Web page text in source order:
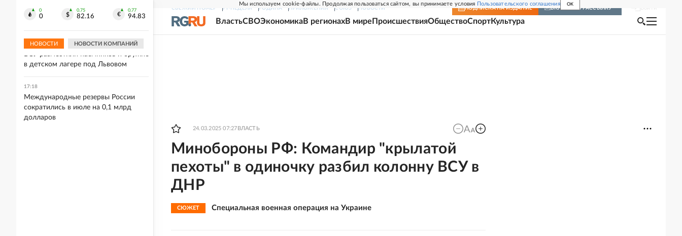
Мы используем cookie-файлы. Продолжая пользоваться сайтом, вы принимаете условия Пользовательского соглашения OK
СВЕЖИЙ НОМЕР РГ-НЕДЕЛЯ РОДИНА ПРИЛОЖЕНИЯ СОЮЗ НОВОСТИ ПОДПИСКА НА ИЗДАНИЕ ВКЛЮЧИТЬ РАССЫЛКУ
ВластьСВОЭкономикаВ регионахВ мире ПроисшествияОбществоСпортКультура
24.03.2025 07:27 ВЛАСТЬ
Минобороны РФ: Командир "крылатой
пехоты" в одиночку разбил колонну ВСУ в
ДНР
СЮЖЕТ Специальная военная операция на Украине
0
0
0.75
82.16
0.77
94.83
НОВОСТИ НОВОСТИ КОМПАНИЙ
столкновения с вороной на скорости
17:26
ВСУ разместили наемников и оружие
в детском лагере под Львовом
17:18
Международные резервы России
сократились в июле на 0,1 млрд
долларов